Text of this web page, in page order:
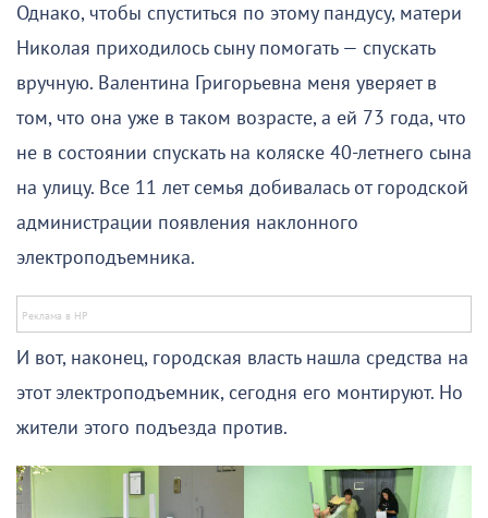
Однако, чтобы спуститься по этому пандусу, матери
Николая приходилось сыну помогать — спускать
вручную. Валентина Григорьевна меня уверяет в
том, что она уже в таком возрасте, а ей 73 года, что
не в состоянии спускать на коляске 40-летнего сына
на улицу. Все 11 лет семья добивалась от городской
администрации появления наклонного
электроподъемника.
И вот, наконец, городская власть нашла средства на
этот электроподъемник, сегодня его монтируют. Но
жители этого подъезда против.